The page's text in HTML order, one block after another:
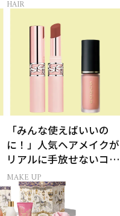
HAIR
「みんな使えばいいの
に！」人気ヘアメイクが
リアルに手放せないコス
メ
MAKE UP